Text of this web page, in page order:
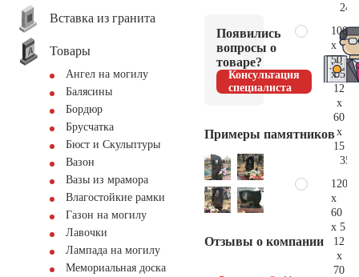
Вставка из гранита
Товары
Ангел на могилу
Балясины
Бордюр
Брусчатка
Бюст и Скульптуры
Вазон
Вазы из мрамора
Влагостойкие рамки
Газон на могилу
Лавочки
Лампада на могилу
Мемориальная доска
Появились
вопросы о
товаре?
Консультация
специалиста
Примеры памятников
Отзывы о компании
100
x
50
x 5
12
x
60
x
15
120
x
60
x 5
12
x
70